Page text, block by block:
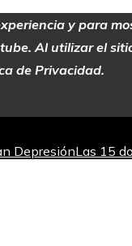
y para
Al utilizar el
de Privacidad.
DepresiónLas 15
de hierro